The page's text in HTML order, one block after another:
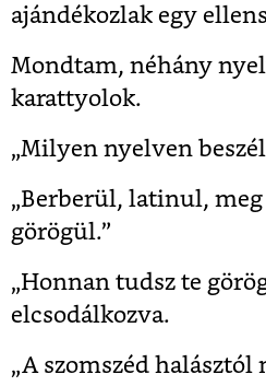
ajándékozlak egy
Mondtam, néhány
karattyolok.
„Milyen nyelven
„Berberül, latinul,
görögül.”
„Honnan tudsz te
elcsodálkozva.
„A szomszéd